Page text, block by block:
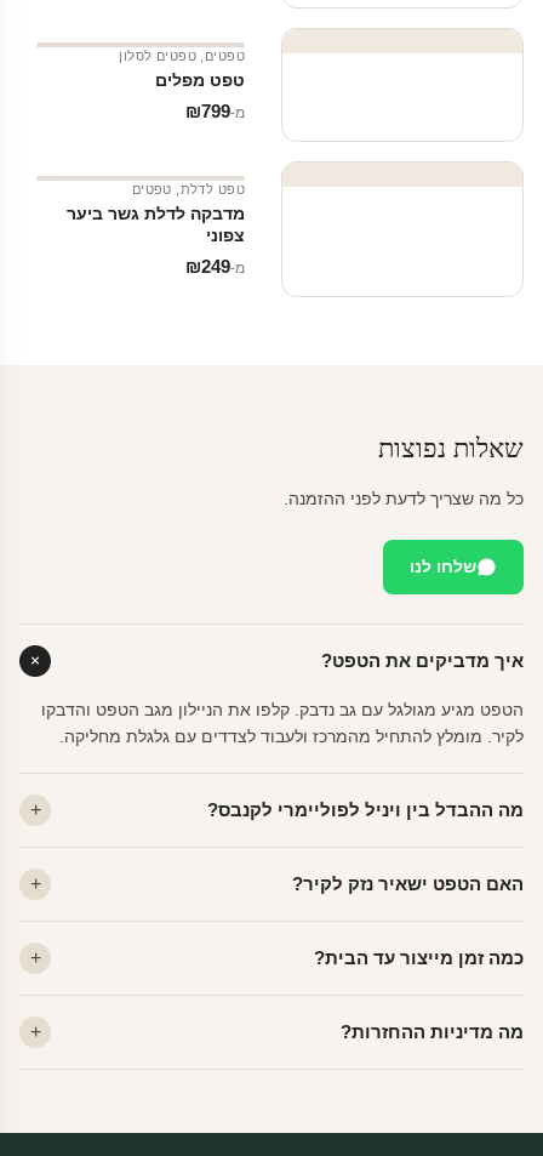
טפטים טפטים לסלון
טפט מפלים
מ‑ ₪799
טפט לדלת טפטים
מדבקה לדלת גשר ביער
צפוני
מ‑ ₪249
שאלות נפוצות
כל מה שצריך לדעת לפני ההזמנה.
שלחו לנו
איך מדביקים את הטפט?
הטפט מגיע מגולגל עם גב נדבק. קלפו את הניילון מגב הטפט והדבקו
לקיר. מומלץ להתחיל מהמרכז ולעבוד לצדדים עם גלגלת מחליקה.
מה ההבדל בין ויניל לפוליימרי לקנבס?
פרמיום. קנבס — בד אמנותי יוקרתי, מט.
האם הטפט ישאיר נזק לקיר?
מתאים לקיר מטויח, גבס, קרמיקה וזכוכית.
כמה זמן מייצור עד הבית?
יוצאות באותו יום.
מה מדיניות ההחזרות?